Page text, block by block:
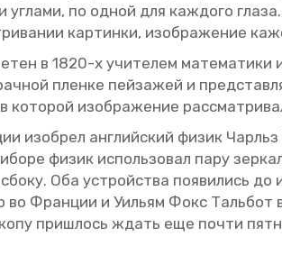
по одной для каж­до­го
кар­тин­ки, изоб­ра­же­ние
в 1820-х учи­те­лем
плен­ке пей­за­жей и
ко­то­рой изоб­ра­же­ние
изоб­рел ан­глий­ский физик
физик ис­поль­зо­вал пару
Оба устрой­ства по­яви­лись до
Фран­ции и Уи­льям Фокс Таль­бот
при­ш­лось ждать еще почти